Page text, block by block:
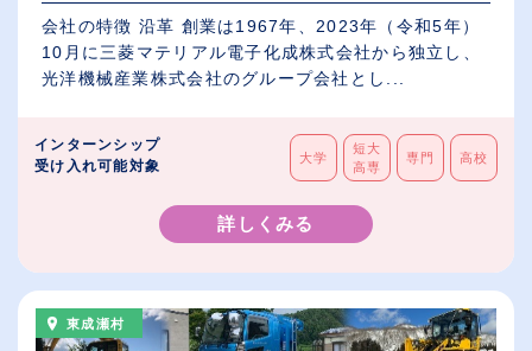
会社の特徴 沿革 創業は1967年、2023年（令和5年）
10月に三菱マテリアル電子化成株式会社から独立し、
光洋機械産業株式会社のグループ会社とし...
インターンシップ
受け入れ可能対象
大学
短大
高専
専門 高校
詳しくみる
東成瀬村